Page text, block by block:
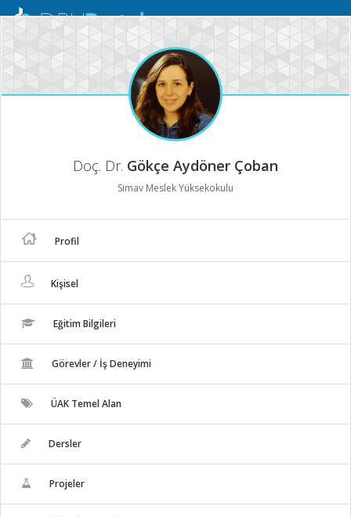
Mobil
Doç. Dr. Gökçe Aydöner Çoban
Simav Meslek Yüksekokulu
Profil
Kişisel
Eğitim Bilgileri
Görevler / İş Deneyimi
ÜAK Temel Alan
Dersler
Projeler